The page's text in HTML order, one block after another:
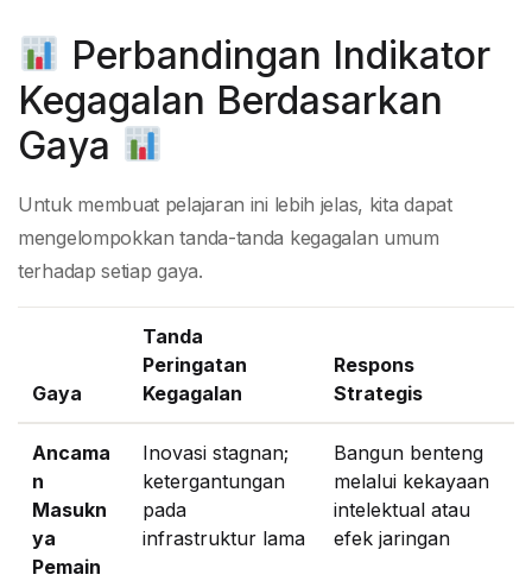
Perbandingan Indikator
Kegagalan Berdasarkan
Gaya
Untuk membuat pelajaran ini lebih jelas, kita dapat
mengelompokkan tanda-tanda kegagalan umum
terhadap setiap gaya.
Gaya
Tanda
Peringatan
Kegagalan
Respons
Strategis
Ancama
n
Masukn
ya
Pemain
Inovasi stagnan;
ketergantungan
pada
infrastruktur lama
Bangun benteng
melalui kekayaan
intelektual atau
efek jaringan